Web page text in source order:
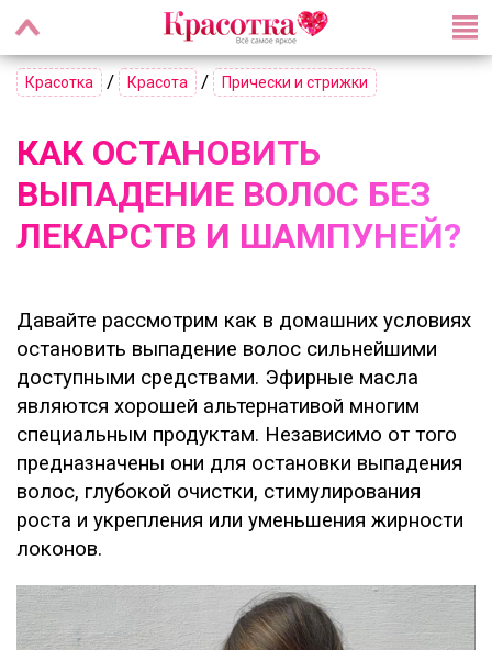
Красотка / Красота / Прически и стрижки
КАК ОСТАНОВИТЬ
ВЫПАДЕНИЕ ВОЛОС БЕЗ
ЛЕКАРСТВ И ШАМПУНЕЙ?
Давайте рассмотрим как в домашних условиях
остановить выпадение волос сильнейшими
доступными средствами. Эфирные масла
являются хорошей альтернативой многим
специальным продуктам. Независимо от того
предназначены они для остановки выпадения
волос, глубокой очистки, стимулирования
роста и укрепления или уменьшения жирности
локонов.